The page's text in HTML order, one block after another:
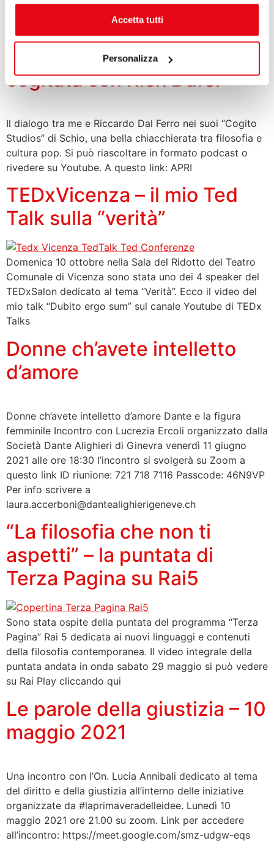
Accetta tutti
Personalizza
Rai3 lunedì notte, si può rivedere su RaiPlay. Sarò nel
DAILY COGITO – la mia
cogitata con Rick Dufer
Il dialogo tra me e Riccardo Dal Ferro nei suoi “Cogito
Studios” di Schio, una bella chiacchierata tra filosofia e
cultura pop. Si può riascoltare in formato podcast o
rivedere su Youtube. A questo link: APRI
TEDxVicenza – il mio Ted
Talk sulla “verità”
Domenica 10 ottobre nella Sala del Ridotto del Teatro
Comunale di Vicenza sono stata uno dei 4 speaker del
TEDxSalon dedicato al tema “Verità”. Ecco il video del
mio talk “Dubito ergo sum” sul canale Youtube di TEDx
Talks
Donne ch’avete intelletto
d’amore
Donne ch’avete intelletto d’amore Dante e la figura
femminile Incontro con Lucrezia Ercoli organizzato dalla
Società Dante Alighieri di Ginevra venerdì 11 giugno
2021 alle ore 18:30 l’incontro si svolgerà su Zoom a
questo link ID riunione: 721 718 7116 Passcode: 46N9VP
Per info scrivere a
laura.accerboni@dantealighierigeneve.ch
“La filosofia che non ti
aspetti” – la puntata di
Terza Pagina su Rai5
Sono stata ospite della puntata del programma “Terza
Pagina” Rai 5 dedicata ai nuovi linguaggi e contenuti
della filosofia contemporanea. Il video integrale della
puntata andata in onda sabato 29 maggio si può vedere
su Rai Play cliccando qui
Le parole della giustizia – 10
maggio 2021
Una incontro con l’On. Lucia Annibali dedicato al tema
del diritto e della giustizia all’interno delle iniziative
organizzate da #laprimaveradelleidee. Lunedì 10
maggio 2021 ore 21.00 su zoom. Link per accedere
all’incontro: https://meet.google.com/smz-udgw-eqs